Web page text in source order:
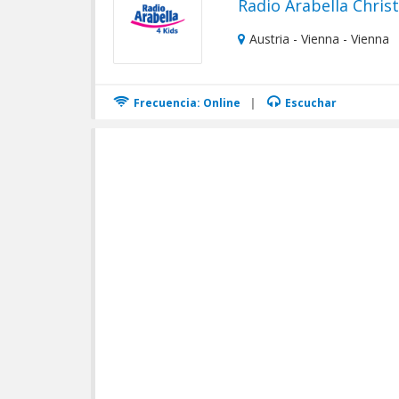
Radio Arabella
Austria - Vienna - Vienna
Frecuencia: Online | Escuchar